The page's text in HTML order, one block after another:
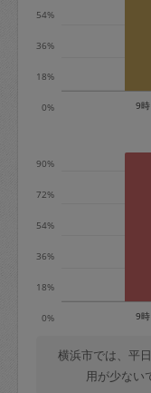
※キャン
0%
18%
36%
54%
9時
0%
18%
36%
54%
72%
90%
9時
横浜市では、平
用が少ない